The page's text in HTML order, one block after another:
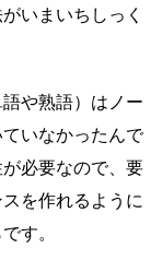
いまいちしっく
や熟語）はノー
いなかったんで
必要なので、要
を作れるように
す。